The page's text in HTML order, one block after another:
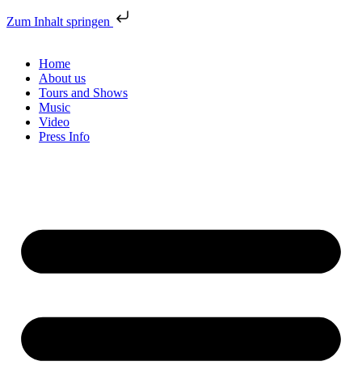
Zum Inhalt springen
Home
About us
Tours and Shows
Music
Video
Press Info